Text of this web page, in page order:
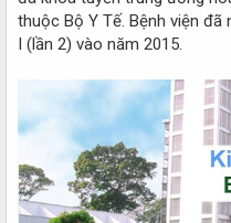
thuộc Bộ Y Tế. Bệnh viện
I (lần 2) vào năm 2015.